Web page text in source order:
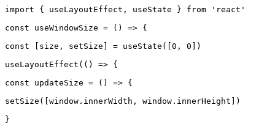
import { useLayoutEffect, useState } from 'react'
const useWindowSize = () => {
const [size, setSize] = useState([0, 0])
useLayoutEffect(() => {
const updateSize = () => {
setSize([window.innerWidth, window.innerHeight])
}